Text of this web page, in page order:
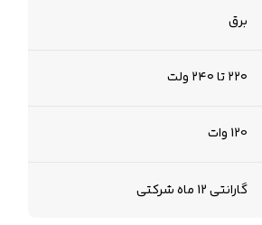
برق
۲۲۰ تا ۲۴۰ ولت
120 وات
گارانتی 12 ماه شرکتی